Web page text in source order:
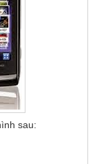
sau: